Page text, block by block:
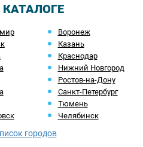
Воронеж
Казань
Краснодар
Нижний Новгород
Ростов-на-Дону
Санкт-Петербург
Тюмень
Челябинск
городов